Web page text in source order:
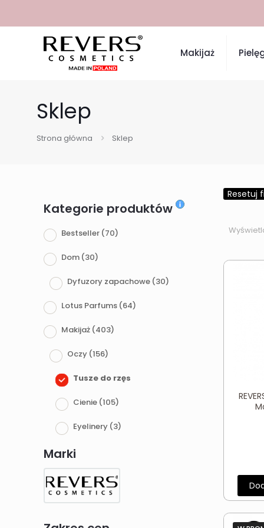
Makijaż
Sklep
Strona główna Sklep
Kategorie produktów
Bestseller (70)
Dom (30)
Dyfuzory zapachowe (30)
Lotus Parfums (64)
Makijaż (403)
Oczy (156)
Tusze do rzęs
Cienie (105)
Eyelinery (3)
Kredki do oczu
Makijaż brwi
Serum i odżywki do brwi i rzęs
Palety do makijażu i zestawy
Marki
Resetuj